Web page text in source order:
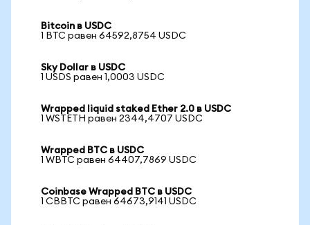
Bitcoin в USDC
1 BTC равен 64592,8754 USDC
Sky Dollar в USDC
1 USDS равен 1,0003 USDC
Wrapped liquid staked Ether 2.0 в USDC
1 WSTETH равен 2344,4707 USDC
Wrapped BTC в USDC
1 WBTC равен 64407,7869 USDC
Coinbase Wrapped BTC в USDC
1 CBBTC равен 64673,9141 USDC